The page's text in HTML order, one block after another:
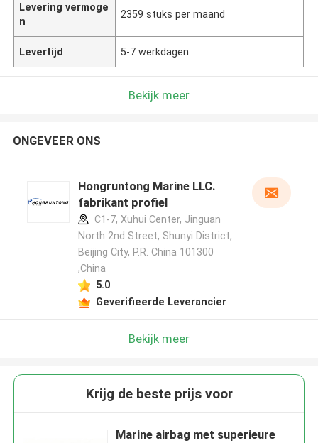
Levering vermoge
n
2359 stuks per maand
Levertijd 5-7 werkdagen
Bekijk meer
ONGEVEER ONS
Hongruntong Marine LLC.
fabrikant profiel
C1-7, Xuhui Center, Jinguan
North 2nd Street, Shunyi District,
Beijing City, P.R. China 101300
,China
5.0
Geverifieerde Leverancier
Bekijk meer
Krijg de beste prijs voor
Marine airbag met superieure